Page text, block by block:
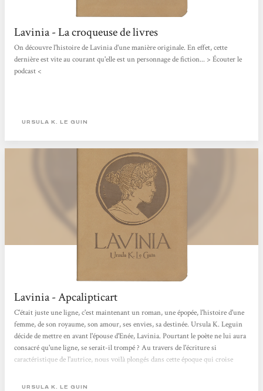
Lavinia - La croqueuse de livres
On découvre l'histoire de Lavinia d'une manière originale. En effet, cette
dernière est vite au courant qu'elle est un personnage de fiction... > Écouter le
podcast <
URSULA K. LE GUIN
Lavinia - Apcalipticart
C'était juste une ligne, c'est maintenant un roman, une épopée, l'histoire d'une
femme, de son royaume, son amour, ses envies, sa destinée. Ursula K. Leguin
décide de mettre en avant l'épouse d'Enée, Lavinia. Pourtant le poète ne lui aura
consacré qu'une ligne, se serait-il trompé ? Au travers de l'écriture si
caractéristique de l'autrice, nous voilà plongés dans cette époque qui croise
Dieux et les Oracles, se forge le destin d'une femme. L'autrice avec son talent
URSULA K. LE GUIN